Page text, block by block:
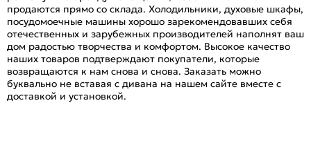
продаются прямо со склада. Холодильники, духовые шкафы,
посудомоечные машины хорошо зарекомендовавших себя
отечественных и зарубежных производителей наполнят ваш
дом радостью творчества и комфортом. Высокое качество
наших товаров подтверждают покупатели, которые
возвращаются к нам снова и снова. Заказать можно
буквально не вставая с дивана на нашем сайте вместе с
доставкой и установкой.